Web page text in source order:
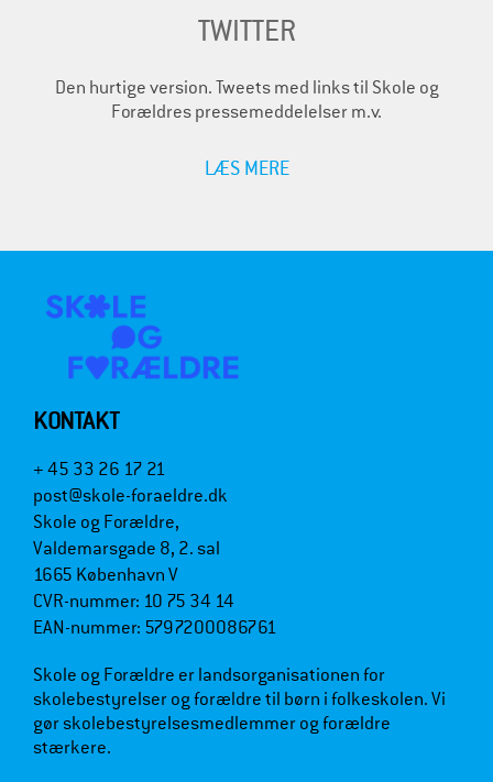
TWITTER
Den hurtige version. Tweets med links til Skole og
Forældres pressemeddelelser m.v.
LÆS MERE
KONTAKT
+ 45 33 26 17 21
post@skole-foraeldre.dk
Skole og Forældre,
Valdemarsgade 8, 2. sal
1665 København V
CVR-nummer: 10 75 34 14
EAN-nummer: 5797200086761
Skole og Forældre er landsorganisationen for
skolebestyrelser og forældre til børn i folkeskolen. Vi
gør skolebestyrelsesmedlemmer og forældre
stærkere.